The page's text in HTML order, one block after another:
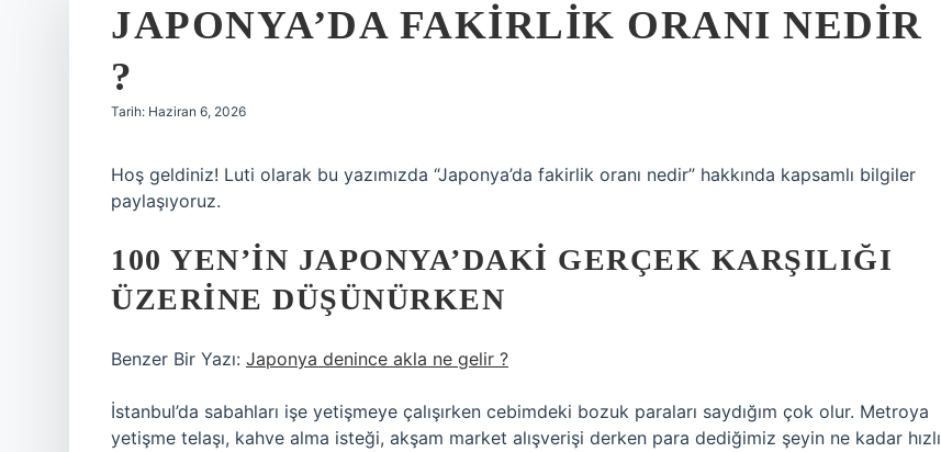
JAPONYA’DA FAKIRLIK ORANI NEDIR
?
Tarih: Haziran 6, 2026
Hoş geldiniz! Luti olarak bu yazımızda “Japonya’da fakirlik oranı nedir” hakkında kapsamlı bilgiler
paylaşıyoruz.
100 YEN’IN JAPONYA’DAKI GERÇEK KARŞILIĞI
ÜZERINE DÜŞÜNÜRKEN
Benzer Bir Yazı: Japonya denince akla ne gelir ?
İstanbul’da sabahları işe yetişmeye çalışırken cebimdeki bozuk paraları saydığım çok olur. Metroya
yetişme telaşı, kahve alma isteği, akşam market alışverişi derken para dediğimiz şeyin ne kadar hızlı